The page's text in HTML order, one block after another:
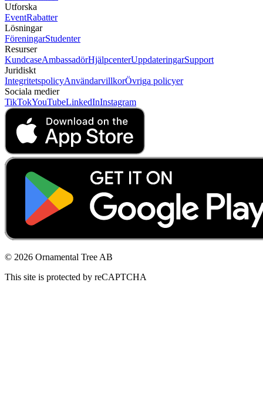
Utforska
EventRabatter
Lösningar
FöreningarStudenter
Resurser
KundcaseAmbassadörHjälpcenterUppdateringarSupport
Juridiskt
IntegritetspolicyAnvändarvillkorÖvriga policyer
Sociala medier
TikTokYouTubeLinkedInInstagram
© 2026 Ornamental Tree AB
This site is protected by reCAPTCHA